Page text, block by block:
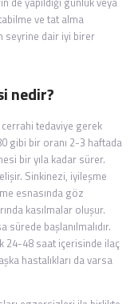
ve tat alma
seyrine dair iyi birer
nedir?
tedaviye gerek
gibi bir oranı 2-3 haftada
bir yıla kadar sürer.
Sinkinezi, iyileşme
esnasında göz
kasılmalar oluşur.
sürede başlanılmalıdır.
24-48 saat içerisinde ilaç
hastalıkları da varsa